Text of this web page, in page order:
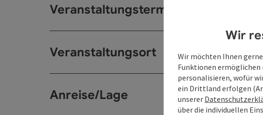
Veranstaltungstermin/e
Veranstaltungsort
Anreise/Lage
Wir
Wir möchten Ihnen
Funktionen ermöglichen
personalisieren, wofür
ein Drittland erfolgen
unserer
über die individuellen